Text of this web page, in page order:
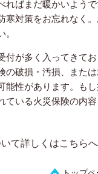
ればまだ暖かいよう
寒対策をお忘れなく
付が多く入ってきて
の破損・汚損、また
能性があります。も
ている火災保険の内
て詳しくはこちらへ